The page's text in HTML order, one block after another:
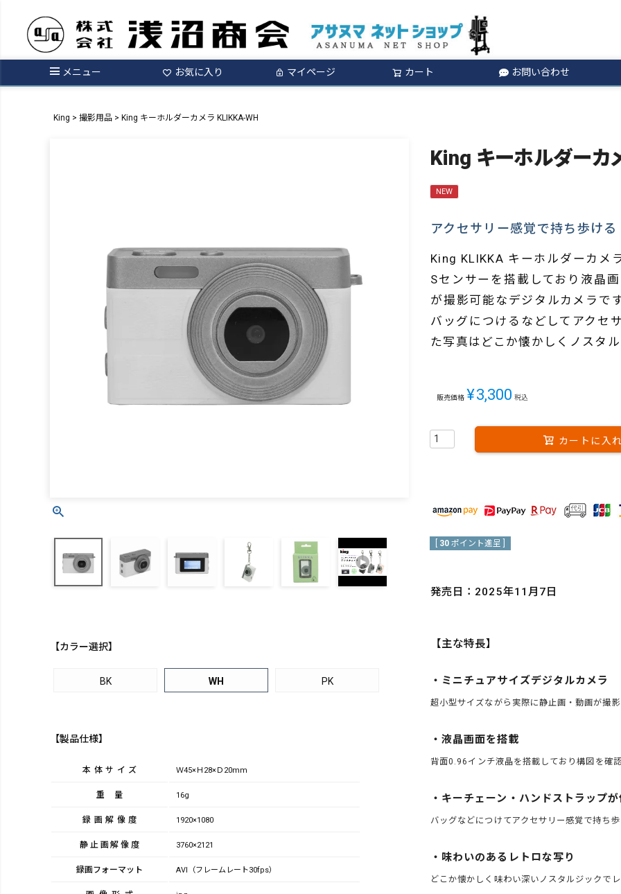
メニュー お気に入り マイページ カート お問い合わせ
検索
King 撮影用品 King キーホルダーカメラ KLIKKA-WH
【カラー選択】
BK WH PK
【製品仕様】
本体サイズ Ｗ45×Ｈ28×Ｄ20mm
重量 16g
録画解像度 1920×1080
静止画解像度 3760×2121
録画フォーマット AVI（フレームレート30fps）
King キーホルダーカ
NEW
アクセサリー感覚で持ち歩け
King KLIKKA キーホルダーカメ
Sセンサーを搭載しており液晶
が撮影可能なデジタルカメラで
バッグにつけるなどしてアクセ
た写真はどこか懐かしくノスタ
販売価格 ¥3,300 税込
カートに入
30 ポイント進呈 ]
発売日：2025年11月7日
【主な特長】
・ミニチュアサイズデジタルカメラ
超小型サイズながら実際に静止画・動画が撮
・液晶画面を搭載
背面0.96インチ液晶を搭載しており構図を確
・キーチェーン・ハンドストラップ
バッグなどにつけてアクセサリー感覚で持ち
・味わいのあるレトロな写り
どこか懐かしく味わい深いノスタルジックで